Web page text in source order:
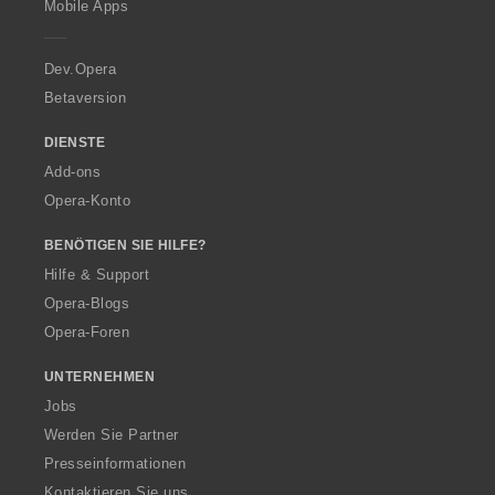
a
Mobile Apps
Dev.Opera
Betaversion
DIENSTE
Add-ons
Opera-Konto
BENÖTIGEN SIE HILFE?
Hilfe & Support
Opera-Blogs
Opera-Foren
UNTERNEHMEN
Jobs
Werden Sie Partner
Presseinformationen